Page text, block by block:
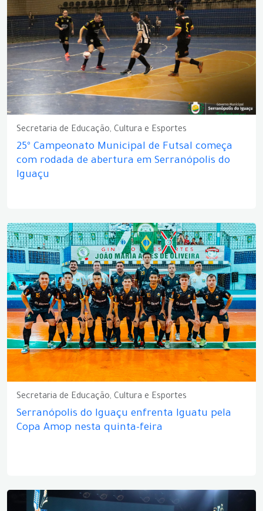
Secretaria de Educação, Cultura e Esportes
25º Campeonato Municipal de Futsal começa
com rodada de abertura em Serranópolis do
Iguaçu
Secretaria de Educação, Cultura e Esportes
Serranópolis do Iguaçu enfrenta Iguatu pela
Copa Amop nesta quinta-feira